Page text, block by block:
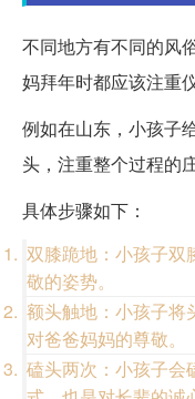
不同地方有不同的风
妈拜年时都应该注重
例如在山东，小孩子
头，注重整个过程的
具体步骤如下：
双膝跪地：小孩子双
敬的姿势。
额头触地：小孩子将
对爸爸妈妈的尊敬。
磕头两次：小孩子会